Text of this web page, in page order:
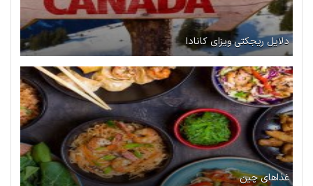
دلایل ریجکتی ویزای کانادا
غذاهای چین